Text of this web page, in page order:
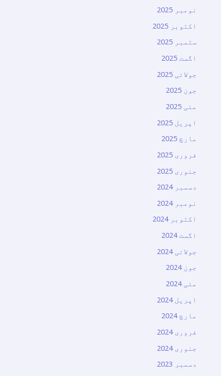
نومبر 2025
اکتوبر 2025
ستمبر 2025
اگست 2025
جولائی 2025
جون 2025
مئی 2025
اپریل 2025
مارچ 2025
فروری 2025
جنوری 2025
دسمبر 2024
نومبر 2024
اکتوبر 2024
اگست 2024
جولائی 2024
جون 2024
مئی 2024
اپریل 2024
مارچ 2024
فروری 2024
جنوری 2024
دسمبر 2023